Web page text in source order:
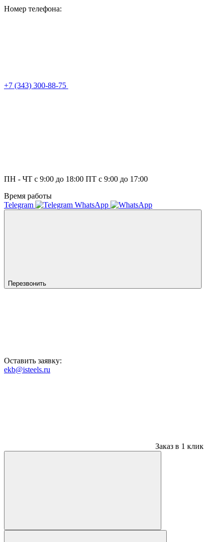
Номер телефона:
+7 (343) 300-88-75
ПН - ЧТ с 9:00 до 18:00 ПТ с 9:00 до 17:00
Время работы
Telegram
WhatsApp
Перезвонить
Оставить заявку:
ekb@isteels.ru
Заказ в 1 клик